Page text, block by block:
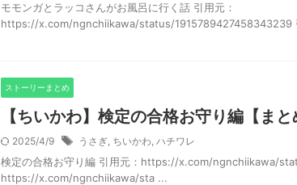
モモンガとラッコさんがお風呂に行く話 引用元：
https://x.com/ngnchiikawa/status/
ストーリーまとめ
【ちいかわ】検定の合格お守り編【まと
2025/4/9 うさぎ, ちいかわ, ハチワレ
検定の合格お守り編 引用元：https://x.com/ngnchiikawa/
https://x.com/ngnchiikawa/sta ...